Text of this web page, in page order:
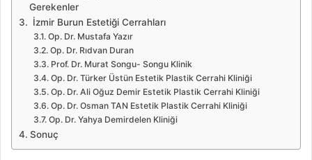
Gerekenler
İzmir Burun Estetiği Cerrahları
Op. Dr. Mustafa Yazır
Op. Dr. Rıdvan Duran
Prof. Dr. Murat Songu- Songu Klinik
Op. Dr. Türker Üstün Estetik Plastik Cerrahi Kliniği
Op. Dr. Ali Oğuz Demir Estetik Plastik Cerrahi Kliniği
Op. Dr. Osman TAN Estetik Plastik Cerrahi Kliniği
Op. Dr. Yahya Demirdelen Kliniği
Sonuç